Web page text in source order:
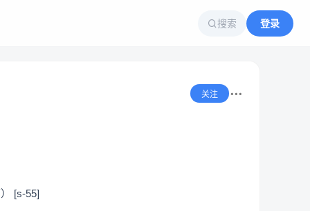
搜索 登录
关注
[s-55]